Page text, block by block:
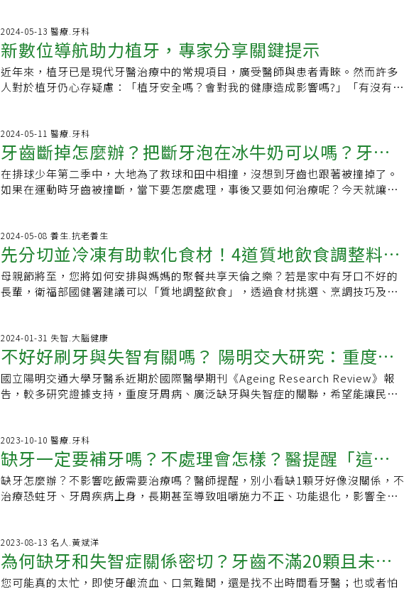
多，但還是需要在充分評估自身整體健康狀況和口腔環境後進行。如果本身有以
下問題，醫師可能會建議其他替代方案或在解決相應問題後再考慮植牙：．全身
性疾病：高血壓、心臟病、糖尿病以及骨質疏鬆等全身性疾病可能影響植牙的成
功率。在進行手術前，醫生會評估患者的整體健康狀況。．骨質狀況：進行植牙
需要足夠的骨頭基礎，用以支撐植牙。如果患者的骨頭不夠，可能需要進行補骨
成功率可能會下降。．口周問題：牙周病可能對植牙的影響很大，在進行植牙手
術前，應接受牙周治療，確保口腔環境的整體健康。．個人習慣：抽菸和嚼檳榔
等不良口腔習慣也可能影響植牙的成功，這些習慣也可能增加手術後的併發症風
險。植牙手術雖然是相當安全的選擇，但仍然存在一些術後風險需要特別注意。
的細菌有可能滲入傷口，就可能增加後續的健康風險。特別是對於有糖尿病等全
身性疾病的患者，由於其癒合能力可能較差，更需謹慎防範感染的風險。除此之
外，有咬合問題者，可能有夜間磨牙情形，如此也恐造成骨頭的破壞，增加植牙
失敗風險。植牙後續的保養植牙手術後的保養至關重要，只有正確的護理，才能
確保植牙物超過其價值並保持長久。除了定期（每個月）更換牙刷是維護口腔健
的有效方式。而漱口水則可以作為輔助，每週使用一次即可。 另外，在植牙後，
牙縫小時使用牙線是必須的保養之一。但當牙齦萎縮，牙縫擴大時，轉用牙尖刷
更為適宜，且牙尖刷應選擇合適尺寸，不宜太細或太粗，刷牙時不應感到過於刺
激，以避免對牙齦的損傷；再來，使用1000ppm以上的「含氟牙膏」也是保持牙
讓傷口癒合與植體骨整合同步進行，植牙療程於拔牙當日即展開，大大縮短療
期。相比於傳統植牙過程，即拔即植手術次數減少，這對害怕看牙醫、聽到鑽具
聲就瑟瑟發抖的人來說，絕對是一大福音。陳泰龍醫師並就牙齒保健提供一項專
業數據：拔牙後齒槽骨將會萎縮10%~33%。即拔即植的做法讓傷口在癒合期同步
植技術有許多便利及優點，但並非所有人都適合這項治療方式。陳泰龍醫師說，
在決定是否採用即拔即植前，會對患者進行詳細的X光及牙科電腦斷層掃描，以評
估骨頭生長狀況、神經、血管分布位置等條件。如果齒槽骨骨量過少，或牙周病
等口腔軟硬組織條件欠佳，又或者評估後發現預計植入處太過貼近神經、鼻竇
處，在安全考量下，就不建議進行即拔即植。此外，即拔即植對於傷口癒合能力
家值得信賴的診所和牙醫至關重要。陳泰龍醫師說，即拔即植是精準度要求更高
的手術，除了醫師的豐富實務經驗，術前的完整評估及術中借助新數位導航技術
是絕對必要的。他解釋，植牙是以人工方式試圖複製出比擬原生齒的堅固，透過
最新導引式植牙技術、X-Guide數位導航系統，可精準設計植體位置，減少人為判
營理念、服務案例等，亦可主動詢問配合醫師了解施作方式及流程，以確保所選
擇的診所、牙醫能提供優質的治療服務，安心並滿意地完成植牙手術。 品味牙醫
診所官網新竹品味牙醫 – 牙醫師心底話擁有一口好牙是保持健康、自信的重要關
鍵，品味牙醫陳泰龍醫師最後也不忘溫馨提醒，平日就要做好牙齒保健，他呼
籲：要戒菸！別忘記定期牙齒檢查！＊植牙收費1.固定費用：牙冠、植體，約7-9
月，傳統植牙約6-11個月)3.牙齒拔掉的同時做補骨等補強，能降低牙齦萎縮，執
行得當的話，效果較佳＊陳泰龍醫師學經歷：國立臺灣大學臨床牙醫學研究所 (口
腔外科碩士)國立陽明大學牙醫學系學士台灣植牙聯盟醫學會 專科醫師中華民國植
牙醫學會 專科醫師現任 品味牙醫 主治醫師
題？缺牙要如何補救、治療？快讓台灣里昂哈佛牙醫診所陳俊龍院長告訴你：避
免缺牙危機：導致缺牙的6大因素為什麼會缺牙？總結來說多是意外傷害，如跌
倒、車禍、吃太硬的食物等等，但其他原因還可能是天生、老化、心理因素。 意
外傷害：如跌倒、車禍、吃太硬的食物．天生：可能有人天生缺一顆、甚至八
顆．老化：年齡增長，口水分泌較少，容易口乾舌燥，造成蛀牙率高，進而導致
時骨質容易流失，但只要有良好的飲食補充，在產後半年後，骨質密度就會回到
一般。但是門診中的確有看到孕婦牙齦紅腫，有許多牙結石、牙菌斑，而一刷牙
就流血，造成不敢刷牙、刷不乾淨，引發牙周病、牙齒脫落的產生。另外，孕婦
嘔吐也可能造成牙齒腐蝕。要避免缺牙，好好刷牙、補充營養，對孕產婦女來說
風險病人，健保給付每3個月洗牙1次。缺牙引發的健康危機牙齒對身體健康相當
重要，有好的牙齒咬合，對飲食有興趣，營養就會好；良好的牙齒咬合加上唾液
的幫忙，也可以促進腸胃吸收，營養也會相對好。而且若是成為牙周病，也可能
造成中風等心血管疾病，不可不慎。 缺牙不只影響美觀，還可能影響咀嚼功能，
甚至衍生疾病。而且缺牙也可能造成鄰牙（左右各2）開始倒塌、上面的牙齒往下
關節，後續可能導致頭歪、脊椎骨歪等。．糖尿病：吞食影響血糖．失智補牙治
療三選擇至於缺牙如何補救？除了什麼都不做，還可以有以下3種處理方式： 戴
活動假牙怎麼做／優缺點：缺一顆牙，就可以做一個活動的假牙，但是活動假牙
的鉤鉤可能會鉤到其他的牙齒，時間一久，就會造成這些牙齒的鬆動。價格：一
牙齒磨小。價格：每一個牙冠費用約3萬，因此製作牙橋需要製作3個牙冠，因此
缺一顆牙就需要花費約9萬。耗費時間：磨牙齒、製作牙冠，約一個禮拜可完成。
植牙怎麼做／優缺點：缺牙兩旁的牙齒不需損害。價格：依材質、牙齒狀況不
同，一顆費用約7～15萬。耗費時間：需要等待骨整合，依每個人的狀況不同，可
能耗費3個月，甚至是2年。若條件不好就需要先補骨、補肉才能植牙。健保補助
師公會所屬醫療院所醫師評估缺牙需裝置假牙，並符合下列條件之一者，攜帶相
關證明即可申請： 1.年滿55歲以上列冊本市之低收入戶者。2.年滿65歲以上經本
市公費收容安置者。3.年滿55歲以上列冊本市之中低收入戶者。4.年滿65歲以上
2024-05-13 醫療.牙科
新數位導航助力植牙，專家分享關鍵提示
近年來，植牙已是現代牙醫治療中的常規項目，廣受醫師與患者青睞。然而許多
人對於植牙仍心存疑慮：「植牙安全嗎？會對我的健康造成影響嗎?」「有沒有其
顆植牙手術，然而，由於天生牙齒脆弱，後續牙齒受損情況比一般人快，導致想
達到全口滿牙的狀態變得極為困難。幸運的是，如今的植牙技術已經有了長足的
進步，全口植牙手術在新數位導航技術的加持下有望可以在一天之內完成，讓患
者在短時間內重拾開口大笑的願望。相較於過去全憑醫師經驗、肉眼判斷的徒手
手術需費時長達3至4個月的治療時間，新數位導航技術不僅提高了手術的效率，
對重要部位的損傷，大幅提升醫師植牙時的治療準確度與患者對手術的信任度。
此外，數位導航技術還可搭配術前的電腦斷層，精準設計植體位置，其精準度更
是徒手植牙的11倍。數位導航技術讓牙科毫米上的精準度更臻完美新竹品味牙醫
口腔顎面外科專科沈炯志醫師表示，牙醫師追求的是毫米上的精準度。有了數位
神經和鼻竇，極大地降低了手術風險，進一步確保了患者的安全。再加上是微創
手術、可快速操作，讓即便是張口度較小的患者也能夠接受治療。沈炯志醫師強
調，牙醫在植牙前，會先判斷牙齒狀態，如果牙齒屬於還有救的狀態，醫師會採
取根管治療（俗稱抽神經）、補牙和牙橋來保全原生牙齒，但若牙齒結構的破壞
程度嚴重到必須得拔除，就需要靠植牙來重建以補位缺失的位置，方能保護口腔
該與醫師一起充分溝通討論治療計畫，消除疑慮，適時的植牙治療能夠避免因缺
牙而衍伸出的後續健康問題，且及早介入還可以降低未來的治療時間和更多的金
錢耗費，盼患者不要刻意排斥植牙這個選項。其實只要術前和醫師好好規劃溝通
治療療程，醫師會設計出盡量避免傷害其他構造的治療計畫；術中與醫師好好互
牙品質良莠和技術是主要影響因素，一旦植牙失敗可能導致周圍組織炎症等問
題，嚴重時需再施作一次植牙療程，因此患者應謹慎考慮，建議患者在治療前和
醫師確認植入的材質，選擇經過大量數據驗證的高品質材料和植牙技術，以降低
2024-05-11 醫療.牙科
牙齒斷掉怎麼辦？把斷牙泡在冰牛奶可以嗎？牙醫
師提醒：千萬不要用衛生紙或布來包牙齒！
在排球少年第二季中，大地為了救球和田中相撞，沒想到牙齒也跟著被撞掉了。
如果在運動時牙齒被撞斷，當下要怎麼處理，事後又要如何治療呢？今天就讓劉
活性，並盡量在30分鐘內就醫(越快越好)。但要記得千萬不要用衛生紙或布來包
牙齒，反而會導致組織細胞脫水死亡。狀況二 ：牙齒部分斷裂，牙根還在如果只
是部分斷裂，也要先將牙齒碎片撿回，並盡快就醫，醫師會根據牙根的狀況、牙
髓腔是否受損來判斷，是否需要先進行根管治療，或是可以直接用樹脂材料、陶
瓷貼片的方式來修補斷掉的牙齒。大家遇到牙齒斷掉時，記得要先保持冷靜，先
是選固定或活動假牙？牙醫師來解答．她狂掉牙竟是糖尿病併發症！糖尿病口腔4
大問題文章引用出處：https://reurl.cc/3XeOxl責任編輯：陳學梅
2024-05-08 養生.抗老養生
先分切並冷凍有助軟化食材！4道質地飲食調整料理
軟硬適中補營養
母親節將至，您將如何安排與媽媽的聚餐共享天倫之樂？若是家中有牙口不好的
長輩，衛福部國健署建議可以「質地調整飲食」，透過食材挑選、烹調技巧及簡
題 限制65%長者飲食依據調查顯示，65歲以上的長輩有72%部分缺牙；22.8%覺
得自己的牙齒（包括裝假牙者）功能狀況不好；65.8%因為牙齒狀況、咀嚼或吞
嚥的問題，而限制吃東西的種類。「缺牙、唾液分泌減少，會影響長輩食量，易
導致營養不良。」國健署長吳昭軍指出，若能夠透過質地飲食調整，即可幫助長
輩補充到足夠營養素。吳昭軍說，長輩的身體功能會隨歲月增長，而漸漸退化，
社區健康組長李嘉惠表示，國健署推動「質地調整飲食」，今年首次舉辦「2024
銀領新食尚銀養創新料理」競賽，邀請專業主廚、在校學生及民眾等運用質地調
整的概念和技巧，設計菜單與烹調美味料理，做出「容易咬、吃得下」的餐點，
一起守護長輩們的營養健康。先分切並冷凍 有助軟化食材農業部農糧署主任秘書
長輩輕鬆獲取維生素、礦物質、膳食纖維。陳啓榮說，台灣諺語：「一午、二
鮸、三嘉鱲」，其中的「一午」就是描述排名第一的「午仔魚」肉質細嫩鮮甜，
深受大眾喜歡。午仔魚蛋白質含量高且飽和脂肪酸和膽固醇低，細刺又少，很適
2024-01-31 失智.大腦健康
不好好刷牙與失智有關嗎？ 陽明交大研究：重度牙
周病、缺牙與失智相關，但不能簡化成刷牙能預防
國立陽明交通大學牙醫系近期於國際醫學期刊《Ageing Research Review》報
告，較多研究證據支持，重度牙周病、廣泛缺牙與失智症的關聯，希望能讓民眾
占96%。失智除記憶力衰退外，還會影響到人腦的認知功能與改變個性行為，儘
管過去多數研究發現口腔健康惡化與失智風險有關，但兩者關聯性仍然不明。陽
明交大牙醫學系發表最新研究，系統性檢視五年內分析口腔健康與認知功能障礙
的28篇研究，發現大部分的研究主要聚焦在牙周病、口腔微生物與阿茲海默症的
關聯性，更多研究證據支持嚴重的口腔健康問題，例如重度牙周病與廣泛缺牙，
菌斑並未確實清潔乾淨，堆積在牙齒上逐漸引發慢性牙周病。初期可能有牙齦紅
腫、刷牙時流血的情形，病程到嚴重階段而成牙周炎時，會造成牙齦萎縮、牙齒
搖動、牙齒脫落等症狀，重度骨頭流失的牙周炎治療後也無法恢復原狀，只能修
2023-10-10 醫療.牙科
缺牙一定要補牙嗎？不處理會怎樣？醫提醒「這些
病」恐上身
缺牙怎麼辦？不影響吃飯需要治療嗎？醫師提醒，別小看缺1顆牙好像沒關係，不
治療恐蛀牙、牙周疾病上身，長期甚至導致咀嚼施力不正、功能退化，影響全身
師林嵐婷表示，缺牙會引起許多口腔和整體健康問題。首先，缺牙可能對個人的
外貌和自信心產生負面影響，再來會使咀嚼功能減弱，或前牙缺失，可能影響發
音；而如果是高齡長者缺牙，甚至可能影響到進食及營養吸收消化。 另外，鄰近
2023-08-13 名人.黃斌洋
為何缺牙和失智症關係密切？牙齒不滿20顆且未裝
您可能真的太忙，即使牙齦流血、口氣難聞，還是找不出時間看牙醫；也或者怕